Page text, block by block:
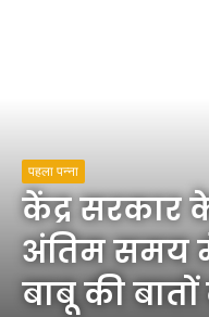
पहला पन्ना
केंद्र सरकार
अंतिम समय
बाबू की